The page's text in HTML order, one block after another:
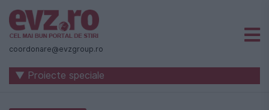
Știri
naționale
internaționale
coordonare@evzgroup.ro
▼ Proiecte speciale